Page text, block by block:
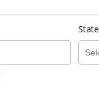
State